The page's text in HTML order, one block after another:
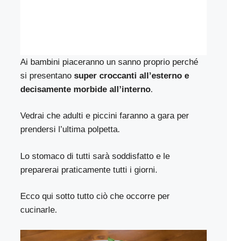
Ai bambini piaceranno un sanno proprio perché
si presentano super croccanti all’esterno e
decisamente morbide all’interno.
Vedrai che adulti e piccini faranno a gara per
prendersi l’ultima polpetta.
Lo stomaco di tutti sarà soddisfatto e le
preparerai praticamente tutti i giorni.
Ecco qui sotto tutto ciò che occorre per
cucinarle.